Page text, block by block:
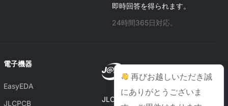
即時回答を得られます。
24時間365日対応。
電子機器
EasyEDA
JLCPCB
JLCONE Desktopでご注文いた
再びお越しいただき誠
にありがとうございま